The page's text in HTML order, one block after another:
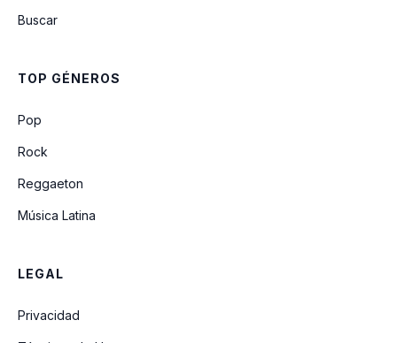
Buscar
TOP GÉNEROS
Pop
Rock
Reggaeton
Música Latina
LEGAL
Privacidad